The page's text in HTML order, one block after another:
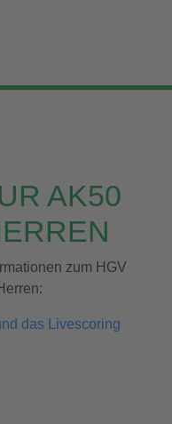
AK50
zum HGV
das Livescoring